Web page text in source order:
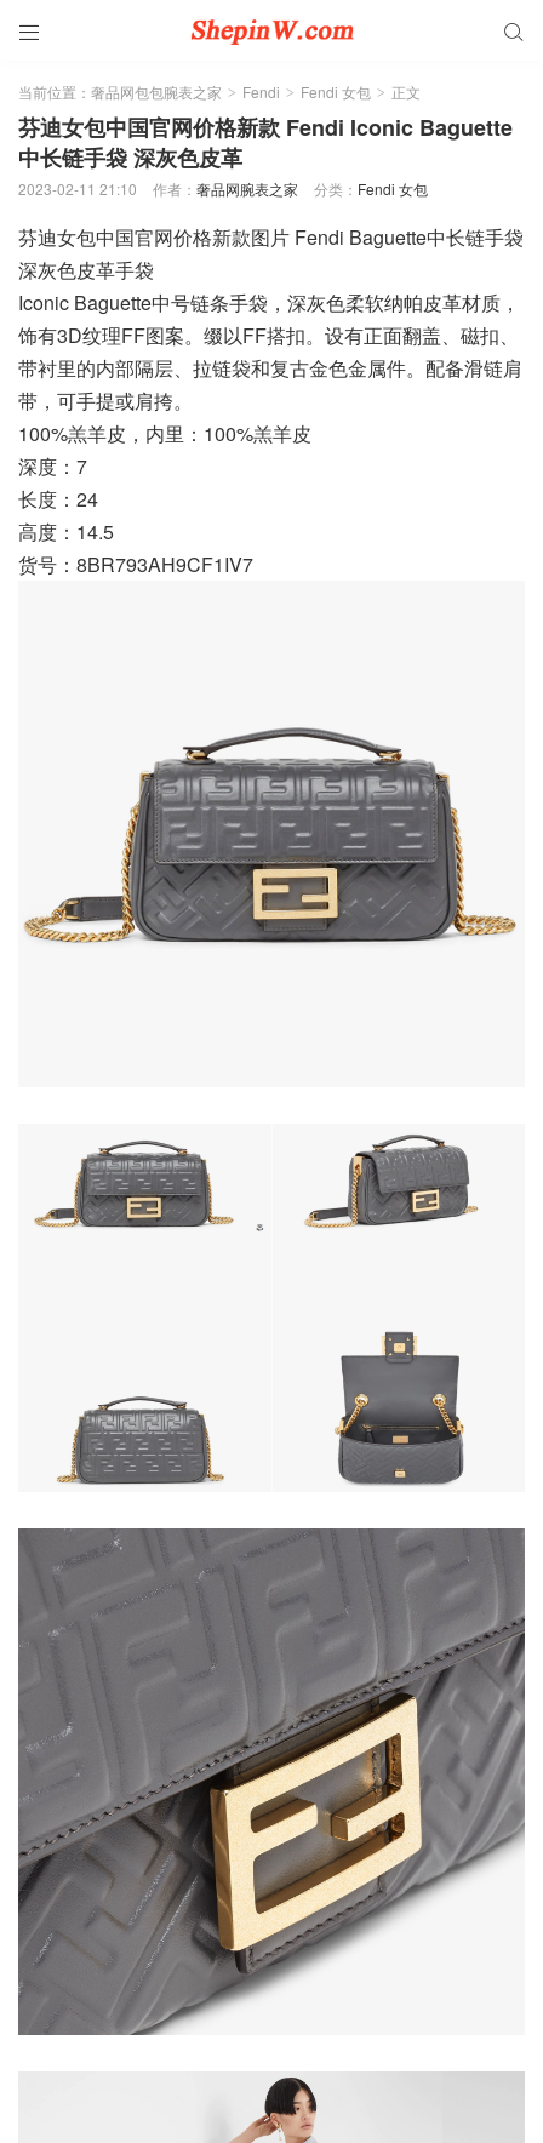
 
当前位置： 奢品网包包腕表之家 > Fendi > Fendi 女包 > 正文
芬迪女包中国官网价格新款 Fendi Iconic Baguette
中长链手袋 深灰色皮革
2023-02-11 21:10 作者： 奢品网腕表之家 分类： Fendi 女包
芬迪女包中国官网价格新款图片 Fendi Baguette中长链手袋
深灰色皮革手袋
Iconic Baguette中号链条手袋，深灰色柔软纳帕皮革材质，
饰有3D纹理FF图案。缀以FF搭扣。设有正面翻盖、磁扣、
带衬里的内部隔层、拉链袋和复古金色金属件。配备滑链肩
带，可手提或肩挎。
100%羔羊皮，内里：100%羔羊皮
深度：7
长度：24
高度：14.5
货号：8BR793AH9CF1IV7